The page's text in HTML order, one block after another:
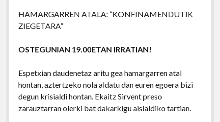
HAMARGARREN ATALA: “KONFINAMENDUTIK
ZIEGETARA”
OSTEGUNIAN 19.00ETAN IRRATIAN!
Espetxian daudenetaz aritu gea hamargarren atal
hontan, aztertzeko nola aldatu dan euren egoera bizi
degun krisialdi hontan. Ekaitz Sirvent preso
zarauztarran olerki bat dakarkigu aisialdiko tartian.